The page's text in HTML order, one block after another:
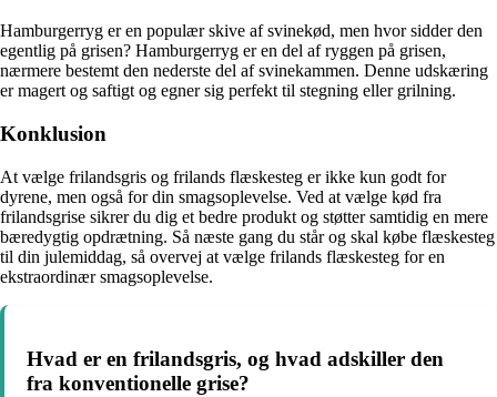
Hamburgerryg er en populær skive af svinekød, men hvor sidder den
egentlig på grisen? Hamburgerryg er en del af ryggen på grisen,
nærmere bestemt den nederste del af svinekammen. Denne udskæring
er magert og saftigt og egner sig perfekt til stegning eller grilning.
Konklusion
At vælge frilandsgris og frilands flæskesteg er ikke kun godt for
dyrene, men også for din smagsoplevelse. Ved at vælge kød fra
frilandsgrise sikrer du dig et bedre produkt og støtter samtidig en mere
bæredygtig opdrætning. Så næste gang du står og skal købe flæskesteg
til din julemiddag, så overvej at vælge frilands flæskesteg for en
ekstraordinær smagsoplevelse.
Hvad er en frilandsgris, og hvad adskiller den
fra konventionelle grise?